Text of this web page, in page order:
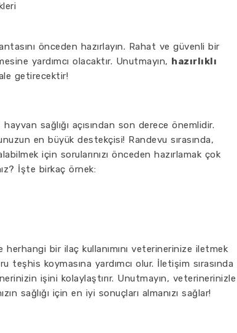
önceden hazırlayın. Rahat ve güvenli bir
yardımcı olacaktır. Unutmayın, hazırlıklı
getirecektir!
hayvan sağlığı açısından son derece önemlidir.
en büyük destekçisi! Randevu sırasında,
için sorularınızı önceden hazırlamak çok
İşte birkaç örnek:
herhangi bir ilaç kullanımını veterinerinize iletmek
teşhis koymasına yardımcı olur. İletişim sırasında
işini kolaylaştırır. Unutmayın, veterinerinizle
sağlığı için en iyi sonuçları almanızı sağlar!